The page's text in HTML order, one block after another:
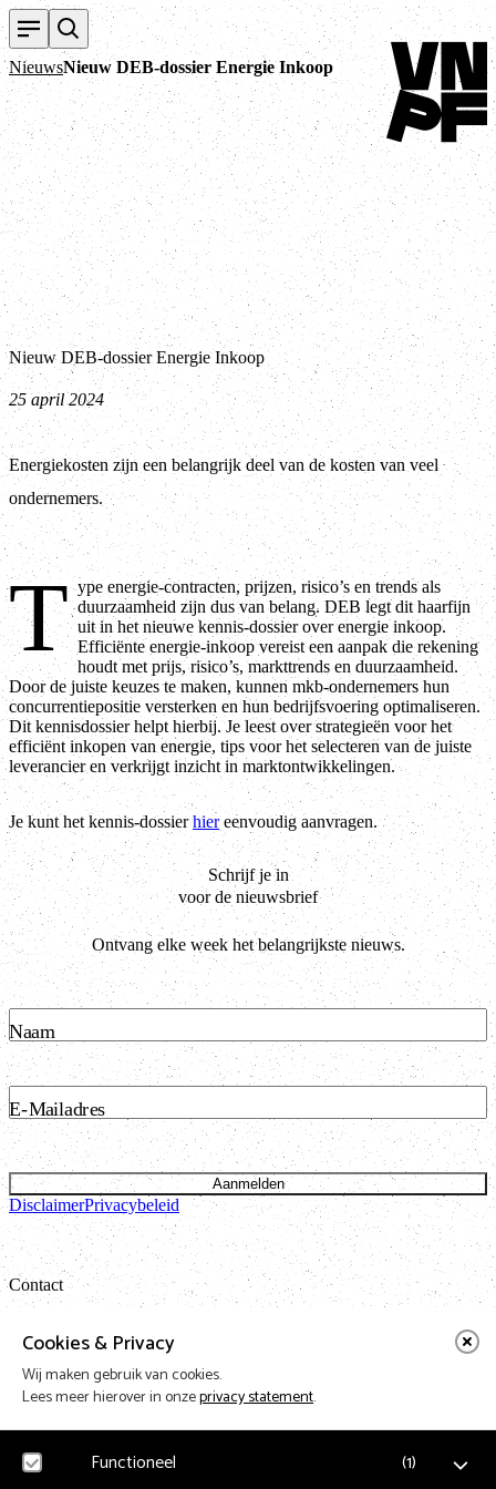
Cookies & Privacy
Wij maken gebruik van cookies.
Lees meer hierover in onzeprivacy statement.
Functioneel (1)
NieuwsNieuw DEB-dossier Energie Inkoop
Terug naar
Nieuw DEB-dossier Energie Inkoop
25 april 2024
Energiekosten zijn een belangrijk deel van de kosten van veel
ondernemers.
T ype energie-contracten, prijzen, risico’s en trends als
duurzaamheid zijn dus van belang. DEB legt dit haarfijn
uit in het nieuwe kennis-dossier over energie inkoop.
Efficiënte energie-inkoop vereist een aanpak die rekening
houdt met prijs, risico’s, markttrends en duurzaamheid.
Door de juiste keuzes te maken, kunnen mkb-ondernemers hun
concurrentiepositie versterken en hun bedrijfsvoering optimaliseren.
Dit kennisdossier helpt hierbij. Je leest over strategieën voor het
efficiënt inkopen van energie, tips voor het selecteren van de juiste
leverancier en verkrijgt inzicht in marktontwikkelingen.
Je kunt het kennis-dossierhiereenvoudig aanvragen.
Schrijf je in
voor de nieuwsbrief
Ontvang elke week het belangrijkste nieuws.
Naam
E-Mailadres
Aanmelden
DisclaimerPrivacybeleid
Contact
Bataviastraat 24 unit 1.13
t: 020 421 50 05 e: info@vnpf.nl
Vereniging Nederlandse Poppodia en -Festivals